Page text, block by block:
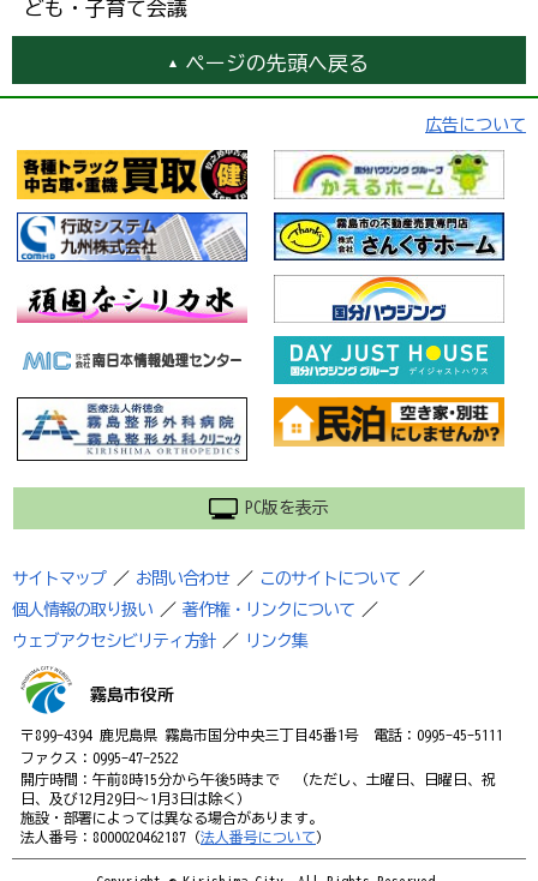
ども・子育て会議
ページの先頭へ戻る
広告について
PC版を表示
サイトマップ ／ お問い合わせ ／ このサイトについて
／
個人情報の取り扱い ／ 著作権・リンクについて ／
ウェブアクセシビリティ方針 ／ リンク集
霧島市役所
〒899-4394 鹿児島県 霧島市国分中央三丁目45番1号 電話：0995-45-5111
ファクス：0995-47-2522
開庁時間：午前8時15分から午後5時まで （ただし、土曜日、日曜日、祝
日、及び12月29日～1月3日は除く）
施設・部署によっては異なる場合があります。
法人番号：8000020462187（法人番号について）